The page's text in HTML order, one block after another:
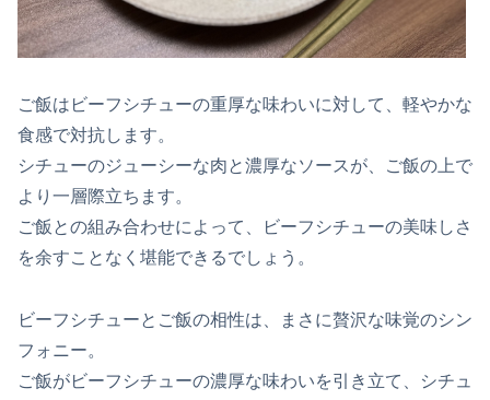
ご飯はビーフシチューの重厚な味わいに対して、軽やかな
食感で対抗します。
シチューのジューシーな肉と濃厚なソースが、ご飯の上で
より一層際立ちます。
ご飯との組み合わせによって、ビーフシチューの美味しさ
を余すことなく堪能できるでしょう。
ビーフシチューとご飯の相性は、まさに贅沢な味覚のシン
フォニー。
ご飯がビーフシチューの濃厚な味わいを引き立て、シチュ